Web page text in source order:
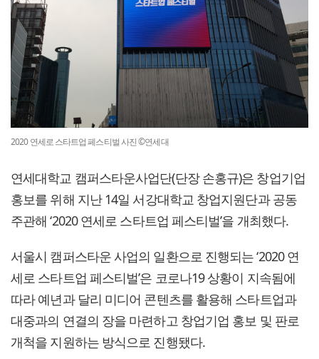
2020 연세로 스타트업 페스티벌 사진 ©연세대
연세대학교 캠퍼스타운사업단(단장 손홍규)은 창업기업
홍보를 위해 지난 14일 서강대학교 창업지원단과 공동
주관해 ‘2020 연세로 스타트업 페스티벌’을 개최했다.
서울시 캠퍼스타운 사업의 일환으로 진행되는 ‘2020 연
세로 스타트업 페스티벌’은 코로나19 상황이 지속됨에
따라 예년과 달리 미디어 콘텐츠를 활용해 스타트업과
대중과의 연결의 장을 마련하고 창업기업 홍보 및 판로
개척을 지원하는 방식으로 진행됐다.